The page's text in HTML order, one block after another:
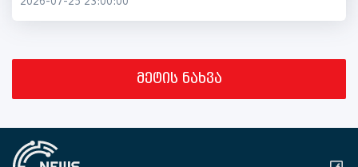
მეტის ნახვა